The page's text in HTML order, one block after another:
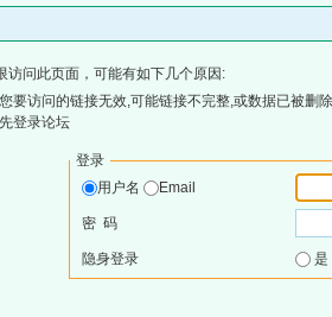
访问此页面，可能有如下几个原因:
要访问的链接无效,可能链接不完整,或数据已被删
登录论坛
登录
用户名
Email
密 码
隐身登录